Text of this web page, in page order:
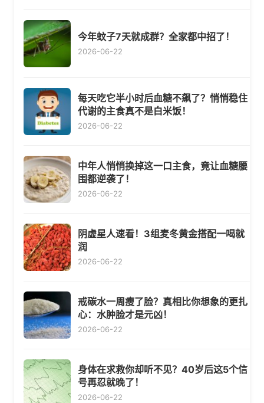
今年蚊子7天就成群？全家都中招了！
2026-06-22
每天吃它半小时后血糖不飙了？悄悄稳住
代谢的主食真不是白米饭！
2026-06-22
中年人悄悄换掉这一口主食，竟让血糖腰
围都逆袭了！
2026-06-22
阴虚星人速看！3组麦冬黄金搭配一喝就
润
2026-06-22
戒碳水一周瘦了脸？真相比你想象的更扎
心：水肿脸才是元凶！
2026-06-22
身体在求救你却听不见？40岁后这5个信
号再忍就晚了！
2026-06-22